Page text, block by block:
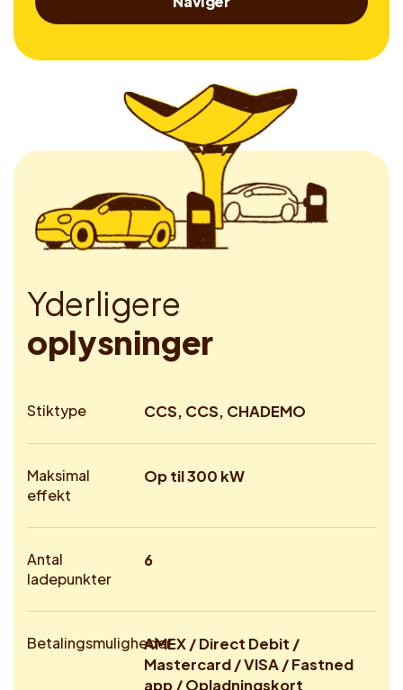
Yderligere
oplysninger
Stiktype CCS, CCS, CHADEMO
Maksimal
effekt
Op til 300 kW
Antal
ladepunkter
6
BetalingsmulighederAMEX / Direct Debit /
Mastercard / VISA / Fastned
app / Opladningskort